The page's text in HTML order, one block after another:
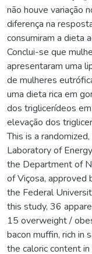
não houve variação
diferença na
consumiram a dieta
Conclui-se que
apresentaram uma
de mulheres
uma dieta rica em
dos triglicerídeos
elevação dos
This is a
Laboratory of
the Department of
of Viçosa, approved
the Federal
this study, 36
15 overweight /
bacon muffin, rich
the caloric content